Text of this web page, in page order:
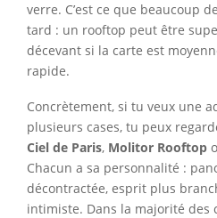
verre. C’est ce que beaucoup
tard : un rooftop peut être
décevant si la carte est
rapide.
Concrètement, si tu veux une
plusieurs cases, tu peux
Ciel de Paris, Molitor Rooftop
Chacun a sa personnalité :
décontractée, esprit plus
intimiste. Dans la majorité des